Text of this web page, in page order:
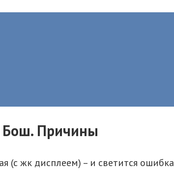
Причины
(с жк дисплеем) – и светится ошибка